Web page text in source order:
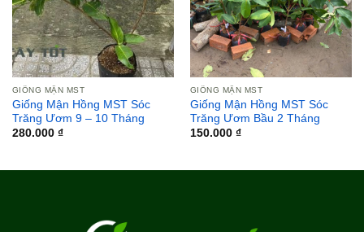
GIỐNG MẬN MST
Giống Mận Hồng MST Sóc
Trăng Ươm 9 – 10 Tháng
280.000 ₫
GIỐNG MẬN MST
Giống Mận Hồng MST Sóc
Trăng Ươm Bầu 2 Tháng
150.000 ₫